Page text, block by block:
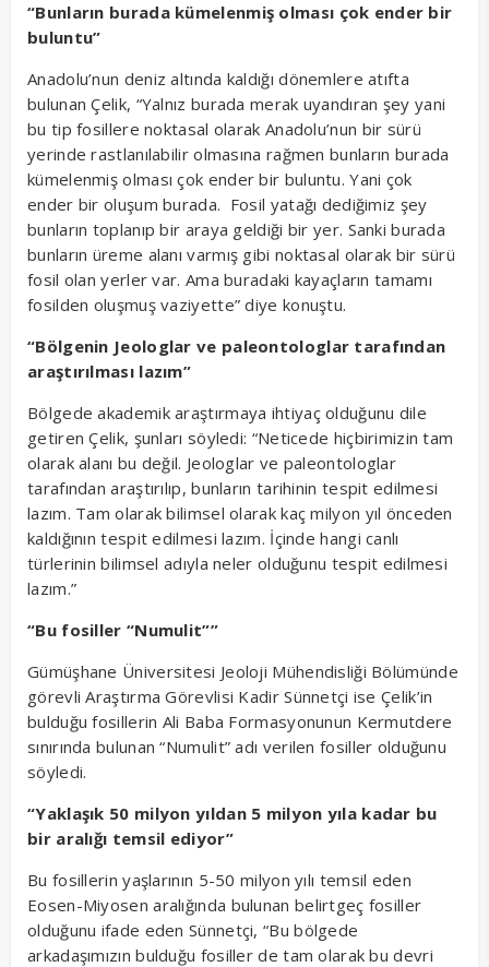
“Bunların burada kümelenmiş olması çok ender bir
buluntu”
Anadolu’nun deniz altında kaldığı dönemlere atıfta
bulunan Çelik, “Yalnız burada merak uyandıran şey yani
bu tip fosillere noktasal olarak Anadolu’nun bir sürü
yerinde rastlanılabilir olmasına rağmen bunların burada
kümelenmiş olması çok ender bir buluntu. Yani çok
ender bir oluşum burada. Fosil yatağı dediğimiz şey
bunların toplanıp bir araya geldiği bir yer. Sanki burada
bunların üreme alanı varmış gibi noktasal olarak bir sürü
fosil olan yerler var. Ama buradaki kayaçların tamamı
fosilden oluşmuş vaziyette” diye konuştu.
“Bölgenin Jeologlar ve paleontologlar tarafından
araştırılması lazım”
Bölgede akademik araştırmaya ihtiyaç olduğunu dile
getiren Çelik, şunları söyledi: “Neticede hiçbirimizin tam
olarak alanı bu değil. Jeologlar ve paleontologlar
tarafından araştırılıp, bunların tarihinin tespit edilmesi
lazım. Tam olarak bilimsel olarak kaç milyon yıl önceden
kaldığının tespit edilmesi lazım. İçinde hangi canlı
türlerinin bilimsel adıyla neler olduğunu tespit edilmesi
lazım.”
“Bu fosiller “Numulit””
Gümüşhane Üniversitesi Jeoloji Mühendisliği Bölümünde
görevli Araştırma Görevlisi Kadir Sünnetçi ise Çelik’in
bulduğu fosillerin Ali Baba Formasyonunun Kermutdere
sınırında bulunan “Numulit” adı verilen fosiller olduğunu
söyledi.
“Yaklaşık 50 milyon yıldan 5 milyon yıla kadar bu
bir aralığı temsil ediyor”
Bu fosillerin yaşlarının 5-50 milyon yılı temsil eden
Eosen-Miyosen aralığında bulunan belirtgeç fosiller
olduğunu ifade eden Sünnetçi, “Bu bölgede
arkadaşımızın bulduğu fosiller de tam olarak bu devri